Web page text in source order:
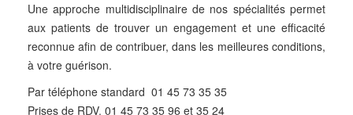
Une approche multidisciplinaire de nos spécialités permet
aux patients de trouver un engagement et une efficacité
reconnue afin de contribuer, dans les meilleures conditions,
à votre guérison.
Par téléphone standard 01 45 73 35 35
Prises de RDV. 01 45 73 35 96 et 35 24